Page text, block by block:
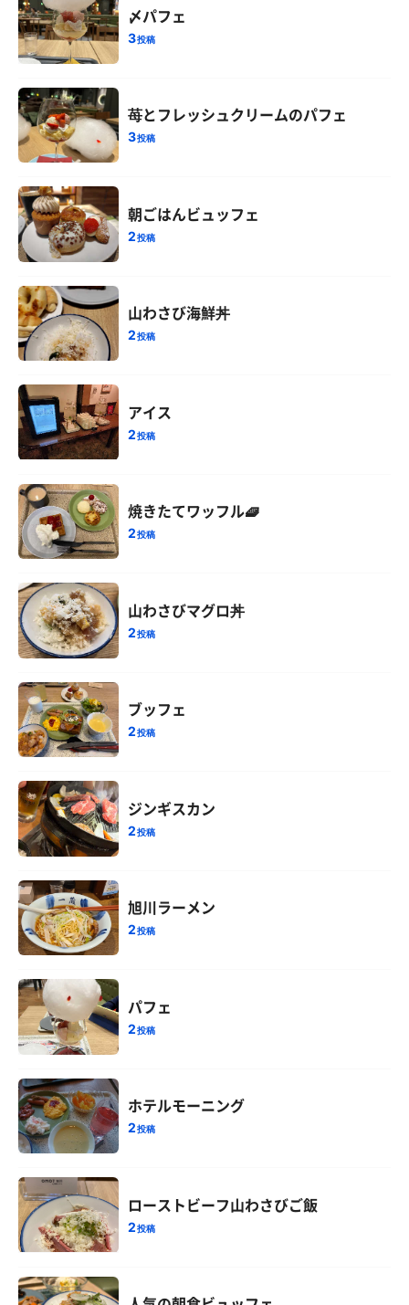
〆パフェ
3投稿
苺とフレッシュクリームのパフェ
3投稿
朝ごはんビュッフェ
2投稿
山わさび海鮮丼
2投稿
アイス
2投稿
焼きたてワッフル🧇
2投稿
山わさびマグロ丼
2投稿
ブッフェ
2投稿
ジンギスカン
2投稿
旭川ラーメン
2投稿
パフェ
2投稿
ホテルモーニング
2投稿
ローストビーフ山わさびご飯
2投稿